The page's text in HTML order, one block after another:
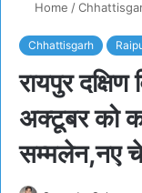
Home /
Chhattisgarh
रायपुर
अक्टूबर को
सम्मलेन,नए